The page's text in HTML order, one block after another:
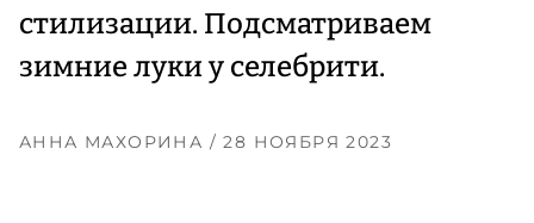
стилизации. Подсматриваем
зимние луки у селебрити.
АННА МАХОРИНА / 28 НОЯБРЯ 2023